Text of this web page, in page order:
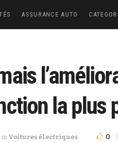
ASSURANCE AUTO
la plus
in Voitures électriques 0